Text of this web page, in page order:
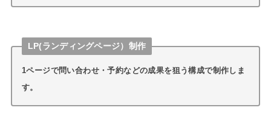
LP(ランディングページ）制作
1ページで問い合わせ・予約などの成果を狙う構成で制作しま
す。